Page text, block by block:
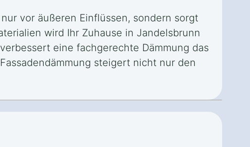
vor äußeren Einflüssen, sondern sorgt
wird Ihr Zuhause in Jandelsbrunn
eine fachgerechte Dämmung das
steigert nicht nur den